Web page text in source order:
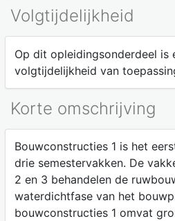
Volgtijdelijkheid
Op dit opleidingsonderdeel is
volgtijdelijkheid van
Korte omschrijving
Bouwconstructies 1 is het
drie semestervakken. De
2 en 3 behandelen de
waterdichtfase van het
bouwconstructies 1 omvat